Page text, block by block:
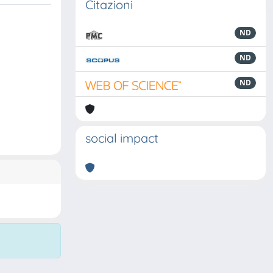
Citazioni
ND
ND
ND
social impact